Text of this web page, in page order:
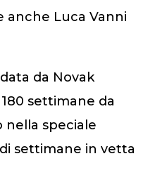
anche Luca Vanni
da Novak
settimane da
speciale
settimane in vetta